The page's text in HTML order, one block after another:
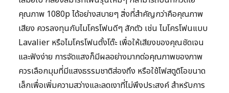
คุณภาพ 1080p ได้อย่างสบายๆ สิ่งที่สำคัญกว่าคือคุณภาพ
เสียง ควรลงทุนกับไมโครโฟนดีๆ สักตัว เช่น ไมโครโฟนแบบ
Lavalier หรือไมโครโฟนตั้งโต๊ะ เพื่อให้เสียงของคุณชัดเจน
และฟังง่าย การจัดแสงก็มีผลอย่างมากต่อคุณภาพของภาพ
ควรเลือกมุมที่มีแสงธรรมชาติส่องถึง หรือใช้ไฟสตูดิโอขนาด
เล็กเพื่อเพิ่มความสว่างและลดเงาที่ไม่พึงประสงค์ สำหรับการ